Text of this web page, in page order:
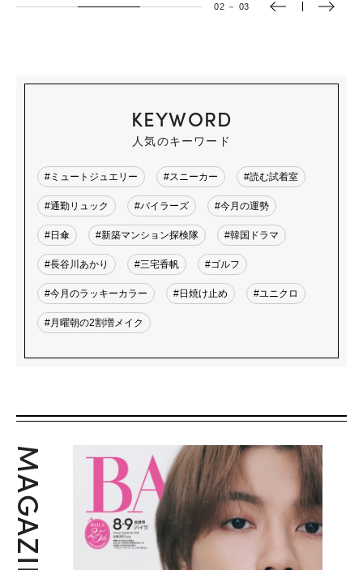
03 － 03
KEYWORD
人気のキーワード
#ミュートジュエリー #スニーカー #読む試着室
#通勤リュック #バイラーズ #今月の運勢
#日傘 #新築マンション探検隊 #韓国ドラマ
#長谷川あかり #三宅香帆 #ゴルフ
#今月のラッキーカラー #日焼け止め #ユニクロ
#月曜朝の2割増メイク
MAGAZINE